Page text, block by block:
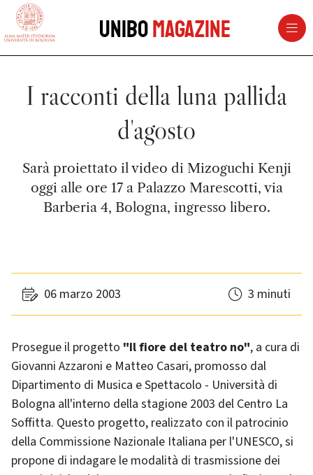
vai al contenuto della pagina
UniboMagazine
I racconti della luna pallida
d'agosto
Sarà proiettato il video di Mizoguchi Kenji
oggi alle ore 17 a Palazzo Marescotti, via
Barberia 4, Bologna, ingresso libero.
06 marzo 2003 3 minuti
Prosegue il progetto "Il fiore del teatro no", a cura di
Giovanni Azzaroni e Matteo Casari, promosso dal
Dipartimento di Musica e Spettacolo - Università di
Bologna all'interno della stagione 2003 del Centro La
Soffitta. Questo progetto, realizzato con il patrocinio
della Commissione Nazionale Italiana per l'UNESCO, si
propone di indagare le modalità di trasmissione dei